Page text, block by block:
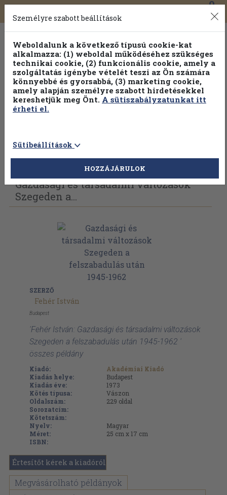
Toggle
navigation
0
Válogasson több mint 1.000.000 kiadványunk közül
100% kedvezménnyel!
Vissza az előző oldalra Válasszon példányt
Gazdasági és társadalmi változások
Szegeden a...
SZERZŐ
Fehér István
Budapest
'Fehér István: Gazdasági és társadalmi változások
Szegeden a felszabadulás után 1945-1962 '
összes példány
Kiadó:
Akadémiai Kiadó
Kiadás helye:
Budapest
Kiadás éve:
1973
Kötés típusa:
Vászon
Oldalszám:
229 oldal
Sorozatcím:
Kötetszám:
Nyelv:
Magyar
Méret:
25 cm x 17 cm
ISBN:
Értesítőt kérek a kiadóról
Megvásárolható példányok
Személyre szabott beállítások
Weboldalunk a következő típusú cookie-kat
alkalmazza: (1) weboldal működéséhez szükséges
technikai cookie, (2) funkcionális cookie, amely a
szolgáltatás igénybe vételét teszi az Ön számára
könnyebbé és gyorsabbá, (3) marketing cookie,
amely alapján személyre szabott hirdetésekkel
kereshetjük meg Önt. A sütiszabályzatunkat itt
érheti el.
Sütibeállítások
HOZZÁJÁRULOK